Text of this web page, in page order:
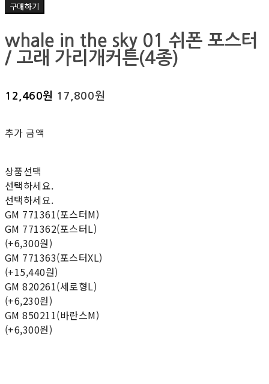
구매하기
whale in the sky 01 쉬폰 포스터
/ 고래 가리개커튼(4종)
12,460원 17,800원
추가 금액
상품선택
선택하세요.
선택하세요.
GM 771361(포스터M)
GM 771362(포스터L)
(+6,300원)
GM 771363(포스터XL)
(+15,440원)
GM 820261(세로형L)
(+6,230원)
GM 850211(바란스M)
(+6,300원)